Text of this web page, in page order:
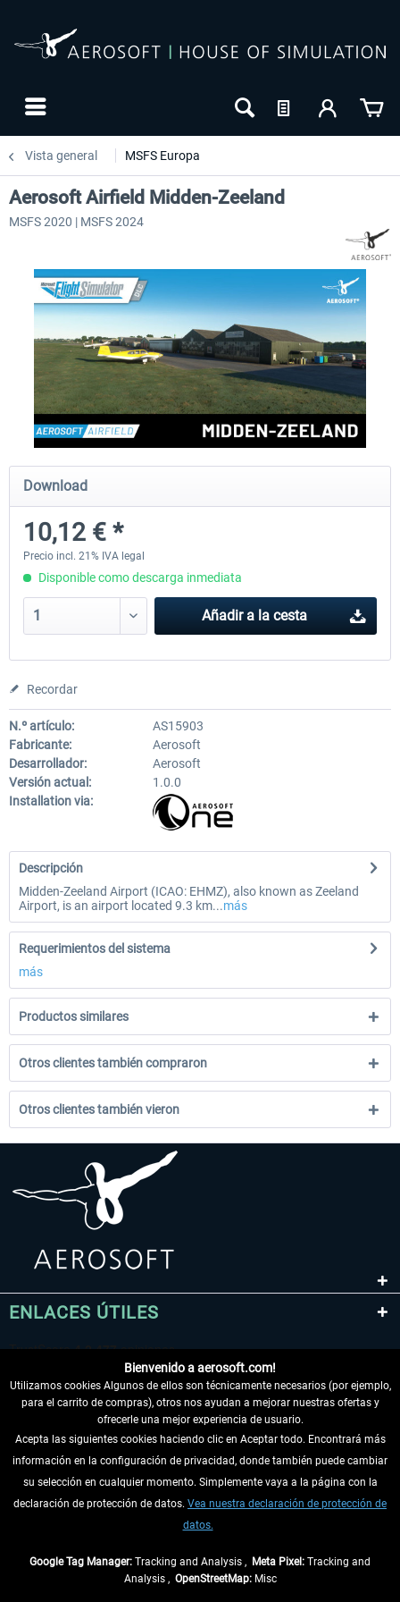
Vista general MSFS Europa
Aerosoft Mega Airport Brussels
25,37 € *
Aerosoft Airport Cologne/
Aerosoft Airfield Midden-Zeeland
MSFS 2020 | MSFS 2024
Download
10,12 € *
Precio incl. 21% IVA legal
Disponible como descarga inmediata
Añadir a la cesta
Recordar
N.º artículo:
AS15903
Fabricante:
Aerosoft
Desarrollador:
Aerosoft
Versión actual:
1.0.0
Installation via:
Descripción
Midden-Zeeland Airport (ICAO: EHMZ), also known as Zeeland
Airport, is an airport located 9.3 km...más
Requerimientos del sistema
más
Productos similares
Otros clientes también compraron
Otros clientes también vieron
ENLACES ÚTILES
DESISTIR DEL CONTRATO
INFORMACIÓN
Bienvenido a aerosoft.com!
Utilizamos cookies Algunos de ellos son técnicamente necesarios (por ejemplo,
para el carrito de compras), otros nos ayudan a mejorar nuestras ofertas y
ofrecerle una mejor experiencia de usuario.
Acepta las siguientes cookies haciendo clic en Aceptar todo. Encontrará más
información en la configuración de privacidad, donde también puede cambiar
su selección en cualquier momento. Simplemente vaya a la página con la
declaración de protección de datos. Vea nuestra declaración de protección de
datos.
Google Tag Manager: Tracking and Analysis , Meta Pixel: Tracking and
Analysis , OpenStreetMap:Misc